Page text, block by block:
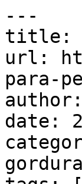
---
title:
url:
para-
date: